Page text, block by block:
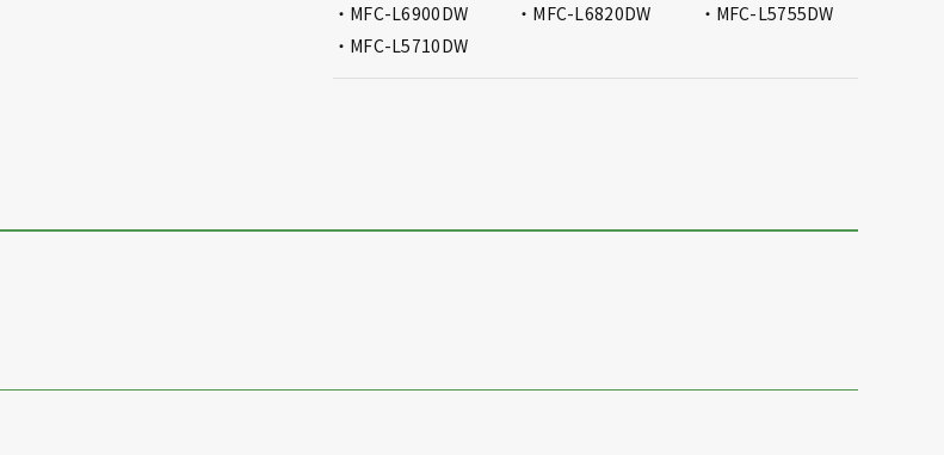
MFC-L6900DW
MFC-L6820DW
MFC-L5755DW
MFC-L5710DW